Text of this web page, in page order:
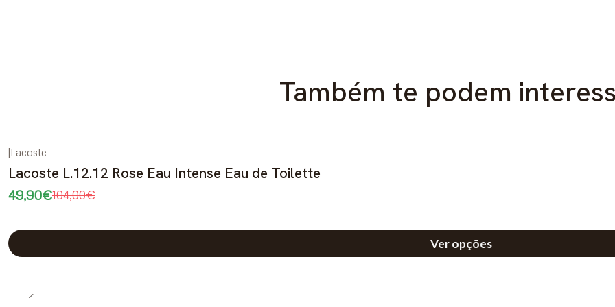
Também te podem
|Lacoste
Lacoste L.12.12 Rose Eau Intense Eau de Toilette
49,90€104,00€
Ver opções